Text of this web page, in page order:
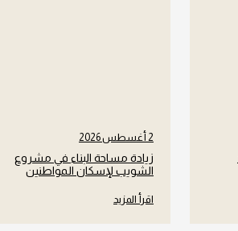
2 أغسطس 2026
زيادة مساحة البناء في مشروع
الشويب لإسكان المواطنين
اقرأ المزيد